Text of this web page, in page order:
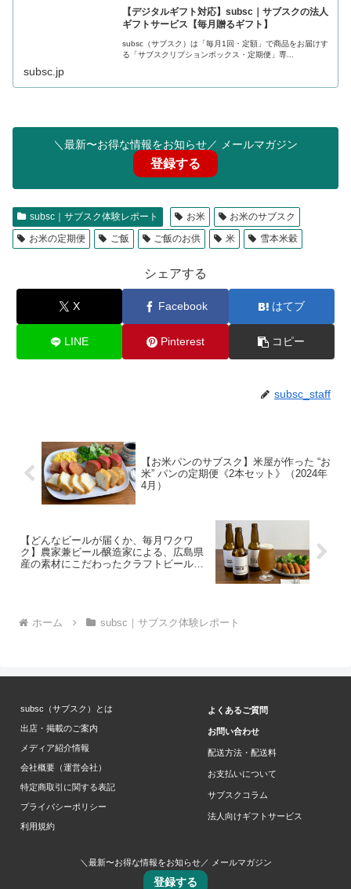
【デジタルギフト対応】subsc｜サブスクの法人
ギフトサービス【毎月贈るギフト】
subsc（サブスク）は「毎月1回・定額」で商品をお届けす
る「サブスクリプションボックス・定期便」専...
subsc.jp
＼最新〜お得な情報をお知らせ／ メールマガジン
登録する
subsc｜サブスク体験レポート お米
お米のサブスク
お米の定期便
ご飯 ご飯のお供 米 雪本米穀
シェアする
X Facebook はてブ
LINE Pinterest コピー
subsc_staff
【お米パンのサブスク】米屋が作った “お
米” パンの定期便《2本セット》（2024年
4月）
【どんなビールが届くか、毎月ワクワ
ク】農家兼ビール醸造家による、広島県
産の素材にこだわったクラフトビールを
ホーム subsc｜サブスク体験レポート
subsc（サブスク）とは
出店・掲載のご案内
メディア紹介情報
会社概要（運営会社）
特定商取引に関する表記
プライバシーポリシー
利用規約
よくあるご質問
お問い合わせ
配送方法・配送料
お支払いについて
サブスクコラム
法人向けギフトサービス
＼最新〜お得な情報をお知らせ／ メールマガジン
登録する